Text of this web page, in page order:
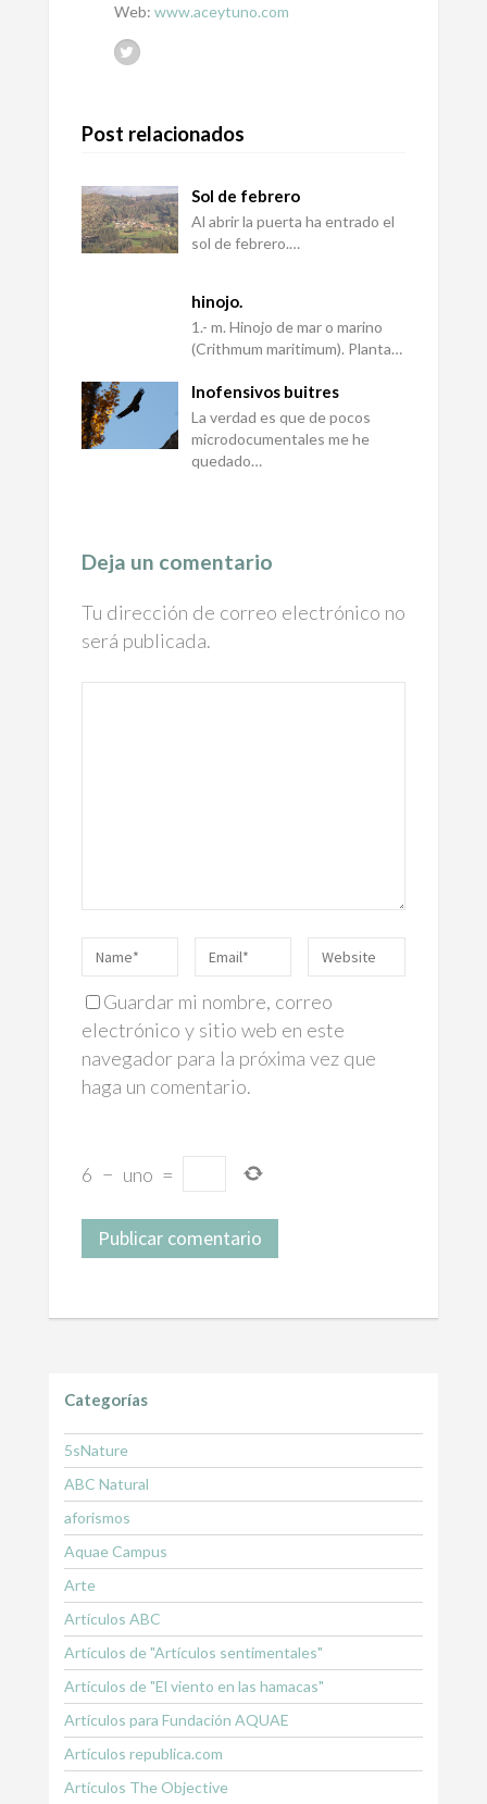
Web: www.aceytuno.com
Post relacionados
Sol de febrero
Al abrir la puerta ha entrado el
sol de febrero.…
hinojo.
1.- m. Hinojo de mar o marino
(Crithmum maritimum). Planta…
Inofensivos buitres
La verdad es que de pocos
microdocumentales me he
quedado…
Deja un comentario
Tu dirección de correo electrónico no
será publicada.
Guardar mi nombre, correo
electrónico y sitio web en este
navegador para la próxima vez que
haga un comentario.
6 − uno =
Categorías
5sNature
ABC Natural
aforismos
Aquae Campus
Arte
Artículos ABC
Artículos de "Artículos sentimentales"
Artículos de "El viento en las hamacas"
Artículos para Fundación AQUAE
Artículos republica.com
Artículos The Objective